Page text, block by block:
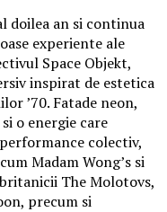
doilea an si continua
experiente ale
Space Objekt,
inspirat de estetica
’70. Fatade neon,
o energie care
colectiv,
Madam Wong’s si
The Molotovs,
precum si